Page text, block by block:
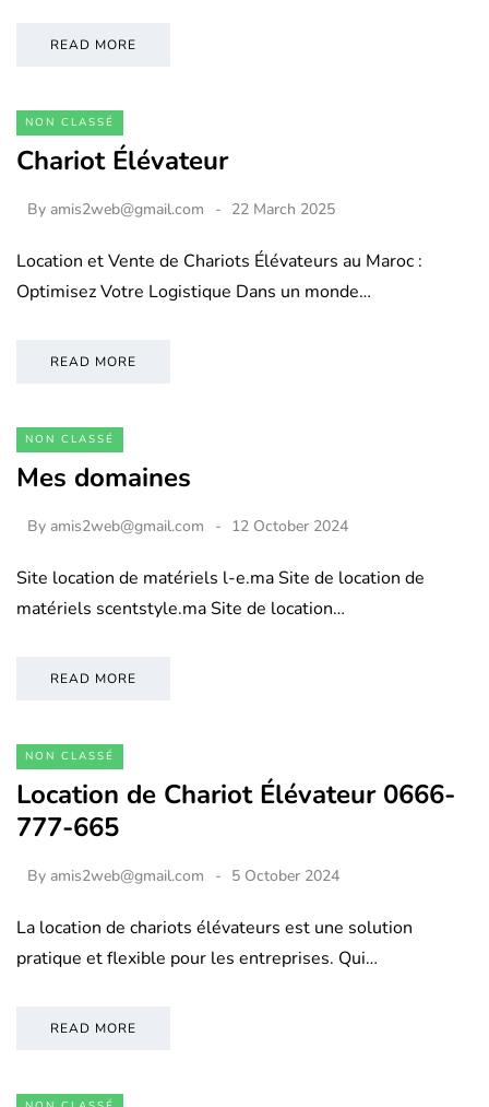
READ MORE
NON CLASSÉ
Chariot Élévateur
By amis2web@gmail.com 22 March 2025
Location et Vente de Chariots Élévateurs au Maroc :
Optimisez Votre Logistique Dans un monde…
READ MORE
NON CLASSÉ
Mes domaines
By amis2web@gmail.com 12 October 2024
Site location de matériels l-e.ma Site de location de
matériels scentstyle.ma Site de location…
READ MORE
NON CLASSÉ
Location de Chariot Élévateur 0666-
777-665
By amis2web@gmail.com 5 October 2024
La location de chariots élévateurs est une solution
pratique et flexible pour les entreprises. Qui…
READ MORE